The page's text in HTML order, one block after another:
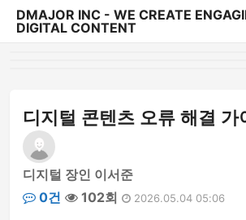
DMAJOR INC - WE CREATE
DIGITAL CONTENT
디지털 콘텐츠 오류 해결 가
디지털 장인 이서준
0건
102회 2026.05.04 05:06